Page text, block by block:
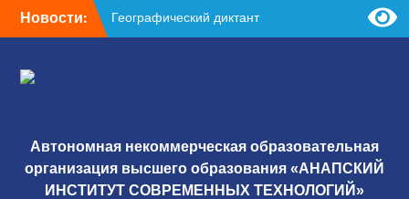
Новости:
Географический диктант
2025
Автономная некоммерческая образовательная
организация высшего образования «АНАПСКИЙ
ИНСТИТУТ СОВРЕМЕННЫХ ТЕХНОЛОГИЙ»